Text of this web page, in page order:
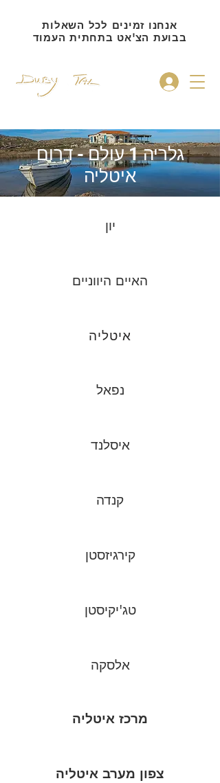
אנחנו זמינים לכל השאלות
בבועת הצ'אט בתחתית העמוד
גלריה 1 עולם - דרום
איטליה
יון
האיים היווניים
איטליה
נפאל
איסלנד
קנדה
קירגיזסטן
טג'יקיסטן
אלסקה
מרכז איטליה
צפון מערב איטליה